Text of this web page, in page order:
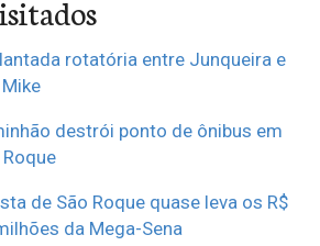
rotatória entre Junqueira e
destrói ponto de ônibus em
Roque
de São Roque quase leva os R$
da Mega-Sena